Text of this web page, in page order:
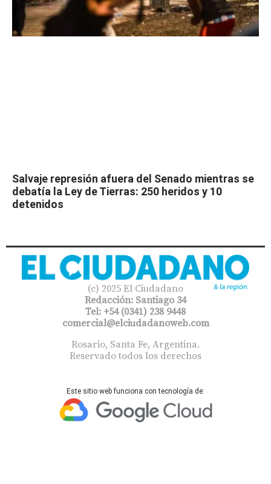
Salvaje represión afuera del Senado mientras se
debatía la Ley de Tierras: 250 heridos y 10
detenidos
(c) 2025 El Ciudadano
Redacción: Santiago 34
Tel: +54 (0341) 238 9448
comercial@elciudadanoweb.com​
Rosario, Santa Fe, Argentina.
Reservado todos los derechos
Este sitio web funciona con tecnología de: